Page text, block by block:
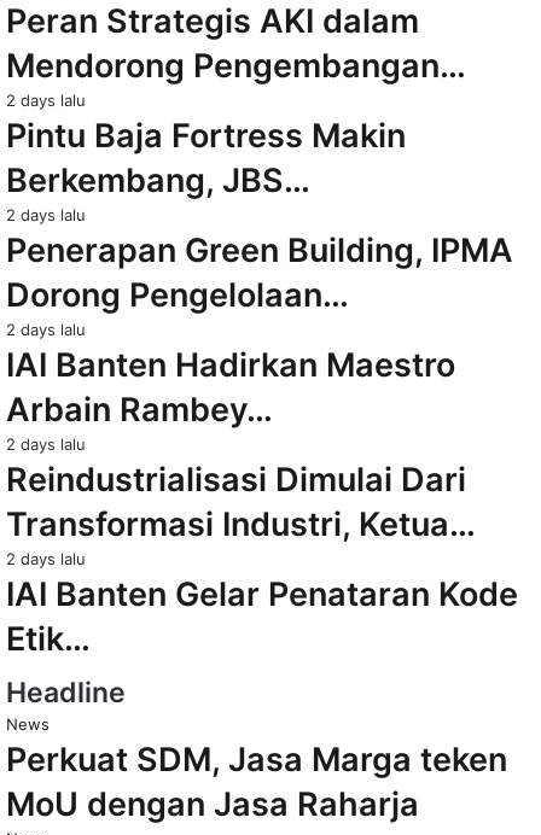
Peran Strategis AKI dalam
Mendorong Pengembangan…
2 days lalu
Pintu Baja Fortress Makin
Berkembang, JBS…
2 days lalu
Penerapan Green Building, IPMA
Dorong Pengelolaan…
2 days lalu
IAI Banten Hadirkan Maestro
Arbain Rambey…
2 days lalu
Reindustrialisasi Dimulai Dari
Transformasi Industri, Ketua…
2 days lalu
IAI Banten Gelar Penataran Kode
Etik…
Headline
News
Perkuat SDM, Jasa Marga teken
MoU dengan Jasa Raharja